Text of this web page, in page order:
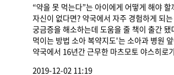
“약을 못 먹는다”는 아이에게 어떻게 해야
자신이 없다면? 약국에서 자주 경험하게 되
궁금증을 해소하는데 도움을 줄 책이 출간
먹이는 방법 소아 복약지도'는 소아과 병원
약국에서 16년간 근무한 마츠모토 야스히로
2019-12-02 11:19